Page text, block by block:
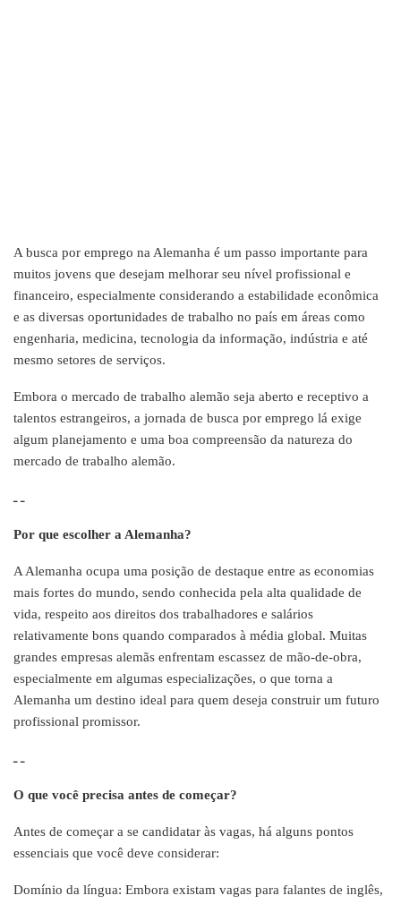
A busca por emprego na Alemanha é um passo importante para
muitos jovens que desejam melhorar seu nível profissional e
financeiro, especialmente considerando a estabilidade econômica
e as diversas oportunidades de trabalho no país em áreas como
engenharia, medicina, tecnologia da informação, indústria e até
mesmo setores de serviços.
Embora o mercado de trabalho alemão seja aberto e receptivo a
talentos estrangeiros, a jornada de busca por emprego lá exige
algum planejamento e uma boa compreensão da natureza do
mercado de trabalho alemão.
ـ ـ
Por que escolher a Alemanha?
A Alemanha ocupa uma posição de destaque entre as economias
mais fortes do mundo, sendo conhecida pela alta qualidade de
vida, respeito aos direitos dos trabalhadores e salários
relativamente bons quando comparados à média global. Muitas
grandes empresas alemãs enfrentam escassez de mão-de-obra,
especialmente em algumas especializações, o que torna a
Alemanha um destino ideal para quem deseja construir um futuro
profissional promissor.
ـ ـ
O que você precisa antes de começar?
Antes de começar a se candidatar às vagas, há alguns pontos
essenciais que você deve considerar:
Domínio da língua: Embora existam vagas para falantes de inglês,